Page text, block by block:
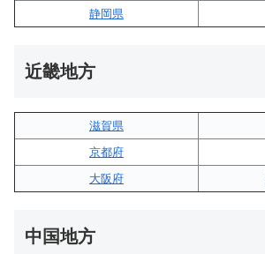
静岡県
近畿地方
滋賀県
京都府
大阪府
中国地方